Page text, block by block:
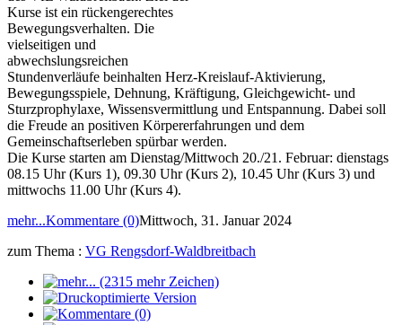
Kurse ist ein rückengerechtes
Bewegungsverhalten. Die
vielseitigen und
abwechslungsreichen
Stundenverläufe beinhalten Herz-Kreislauf-Aktivierung,
Bewegungsspiele, Dehnung, Kräftigung, Gleichgewicht- und
Sturzprophylaxe, Wissensvermittlung und Entspannung. Dabei soll
die Freude an positiven Körpererfahrungen und dem
Gemeinschaftserleben spürbar werden.
Die Kurse starten am Dienstag/Mittwoch 20./21. Februar: dienstags
08.15 Uhr (Kurs 1), 09.30 Uhr (Kurs 2), 10.45 Uhr (Kurs 3) und
mittwochs 11.00 Uhr (Kurs 4).
mehr...Kommentare (0)Mittwoch, 31. Januar 2024
zum Thema : VG Rengsdorf-Waldbreitbach